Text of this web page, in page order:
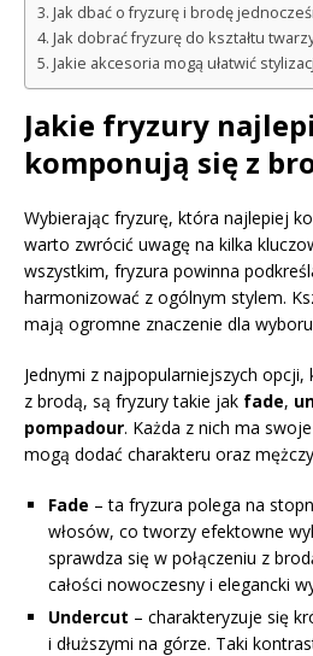
Jak dbać o fryzurę i brodę
Jak dobrać fryzurę do kształtu
Jakie akcesoria mogą ułatwić
Jakie fryzury
komponują się z
Wybierając fryzurę, która najlepiej
warto zwrócić uwagę na kilka
wszystkim, fryzura powinna
harmonizować z ogólnym stylem.
mają ogromne znaczenie dla
Jednymi z najpopularniejszych
z brodą, są fryzury takie jak fade,
pompadour. Każda z nich ma
mogą dodać charakteru oraz
Fade – ta fryzura polega na
włosów, co tworzy efektowne
sprawdza się w połączeniu z
całości nowoczesny i elegancki
Undercut – charakteryzuje się
i dłuższymi na górze. Taki